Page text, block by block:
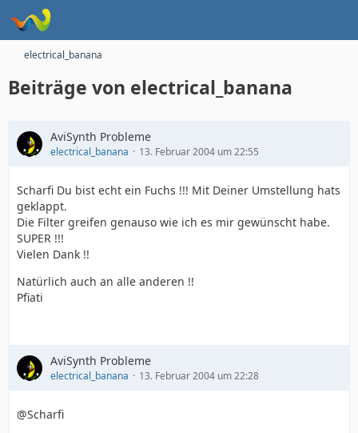
electrical_banana
Beiträge von electrical_banana
AviSynth Probleme
electrical_banana 13. Februar 2004 um 22:55
Scharfi Du bist echt ein Fuchs !!! Mit Deiner Umstellung hats
geklappt.
Die Filter greifen genauso wie ich es mir gewünscht habe.
SUPER !!!
Vielen Dank !!
Natürlich auch an alle anderen !!
Pfiati
AviSynth Probleme
electrical_banana 13. Februar 2004 um 22:28
@Scharfi